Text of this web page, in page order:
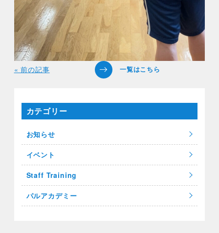
« 前の記事
カテゴリー
お知らせ
イベント
Staff Training
パルアカデミー